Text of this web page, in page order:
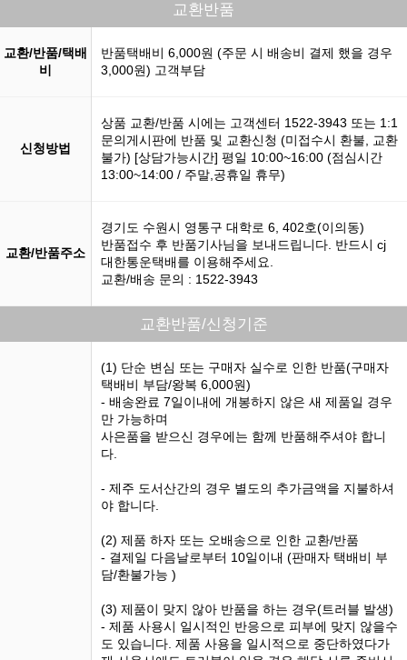
교환반품
교환/반품/택배
비
반품택배비 6,000원 (주문 시 배송비 결제 했을 경우
3,000원) 고객부담
신청방법
상품 교환/반품 시에는 고객센터 1522-3943 또는 1:1
문의게시판에 반품 및 교환신청 (미접수시 환불, 교환
불가) [상담가능시간] 평일 10:00~16:00 (점심시간
13:00~14:00 / 주말,공휴일 휴무)
교환/반품주소
경기도 수원시 영통구 대학로 6, 402호(이의동)
반품접수 후 반품기사님을 보내드립니다. 반드시 cj
대한통운택배를 이용해주세요.
교환/배송 문의 : 1522-3943
교환반품/신청기준
(1) 단순 변심 또는 구매자 실수로 인한 반품(구매자
택배비 부담/왕복 6,000원)
- 배송완료 7일이내에 개봉하지 않은 새 제품일 경우
만 가능하며
사은품을 받으신 경우에는 함께 반품해주셔야 합니
다.
- 제주 도서산간의 경우 별도의 추가금액을 지불하셔
야 합니다.
(2) 제품 하자 또는 오배송으로 인한 교환/반품
- 결제일 다음날로부터 10일이내 (판매자 택배비 부
담/환불가능 )
(3) 제품이 맞지 않아 반품을 하는 경우(트러블 발생)
- 제품 사용시 일시적인 반응으로 피부에 맞지 않을수
도 있습니다. 제품 사용을 일시적으로 중단하였다가